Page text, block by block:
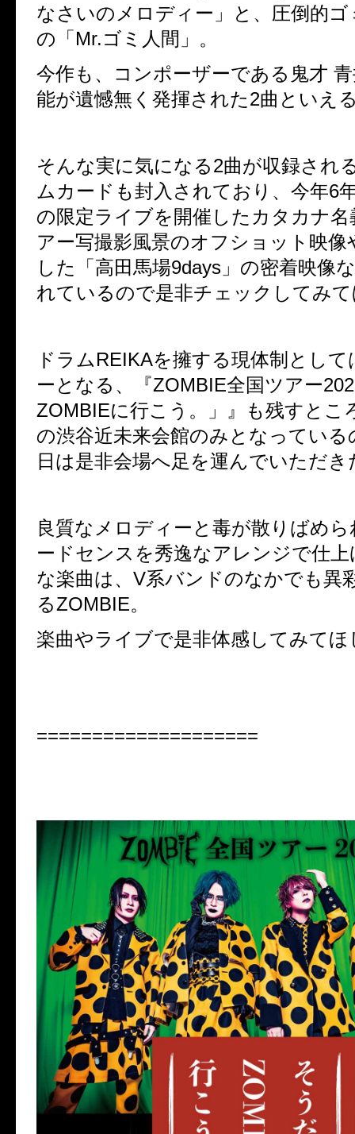
なさいのメロディー」と、圧倒的
の「Mr.ゴミ人間」。
今作も、コンポーザーである鬼才
能が遺憾無く発揮された2曲といえ
そんな実に気になる2曲が収録され
ムカードも封入されており、今年6
の限定ライブを開催したカタカナ名
アー写撮影風景のオフショット映像
した「高田馬場9days」の密着映像
れているので是非チェックしてみ
ドラムREIKAを擁する現体制とし
ーとなる、『ZOMBIE全国ツアー
ZOMBIEに行こう。」』も残すとこ
の渋谷近未来会館のみとなっている
日は是非会場へ足を運んでいただき
良質なメロディーと毒が散りばめ
ードセンスを秀逸なアレンジで仕
な楽曲は、V系バンドのなかでも異
るZOMBIE。
楽曲やライブで是非体感してみてほ
====================